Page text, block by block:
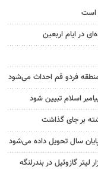
است
منطقه فردو قم احداث می‌شود
اسلام تبیین شود